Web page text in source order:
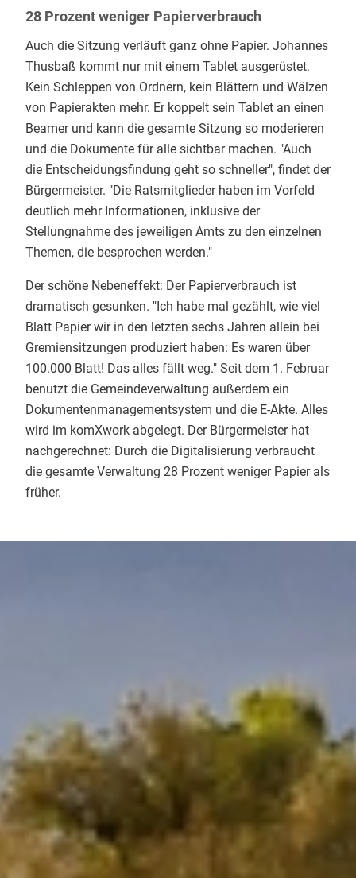
28 Prozent weniger Papierverbrauch
Auch die Sitzung verläuft ganz ohne Papier. Johannes
Thusbaß kommt nur mit einem Tablet ausgerüstet.
Kein Schleppen von Ordnern, kein Blättern und Wälzen
von Papierakten mehr. Er koppelt sein Tablet an einen
Beamer und kann die gesamte Sitzung so moderieren
und die Dokumente für alle sichtbar machen. "Auch
die Entscheidungsfindung geht so schneller", findet der
Bürgermeister. "Die Ratsmitglieder haben im Vorfeld
deutlich mehr Informationen, inklusive der
Stellungnahme des jeweiligen Amts zu den einzelnen
Themen, die besprochen werden."
Der schöne Nebeneffekt: Der Papierverbrauch ist
dramatisch gesunken. "Ich habe mal gezählt, wie viel
Blatt Papier wir in den letzten sechs Jahren allein bei
Gremiensitzungen produziert haben: Es waren über
100.000 Blatt! Das alles fällt weg." Seit dem 1. Februar
benutzt die Gemeindeverwaltung außerdem ein
Dokumentenmanagementsystem und die E-Akte. Alles
wird im komXwork abgelegt. Der Bürgermeister hat
nachgerechnet: Durch die Digitalisierung verbraucht
die gesamte Verwaltung 28 Prozent weniger Papier als
früher.